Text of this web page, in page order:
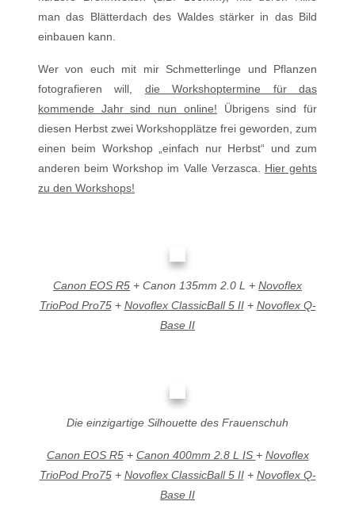
man das Blätterdach des Waldes stärker in das Bild
einbauen kann.
Wer von euch mit mir Schmetterlinge und Pflanzen
fotografieren will, die Workshoptermine für das
kommende Jahr sind nun online! Übrigens sind für
diesen Herbst zwei Workshopplätze frei geworden, zum
einen beim Workshop „einfach nur Herbst“ und zum
anderen beim Workshop im Valle Verzasca. Hier gehts
zu den Workshops!
Canon EOS R5 + Canon 135mm 2.0 L + Novoflex
TrioPod Pro75+ Novoflex ClassicBall 5 II+ Novoflex Q-
Base II
Die einzigartige Silhouette des Frauenschuh
Canon EOS R5+ Canon 400mm 2.8 L IS + Novoflex
TrioPod Pro75+ Novoflex ClassicBall 5 II+ Novoflex Q-
Base II